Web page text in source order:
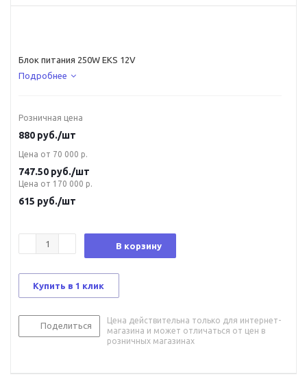
Блок питания 250W EKS 12V
Подробнее
Розничная цена
880 руб./шт
Цена от 70 000 р.
747.50 руб./шт
Цена от 170 000 р.
615 руб./шт
В корзину
Купить в 1 клик
Поделиться
Цена действительна только для интернет-
магазина и может отличаться от цен в
розничных магазинах